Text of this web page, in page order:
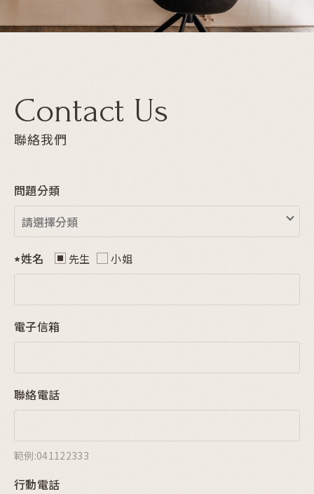
Contact Us
聯絡我們
問題分類
姓名 先生 小姐
電子信箱
聯絡電話
範例:041122333
行動電話
Store
聯絡我們